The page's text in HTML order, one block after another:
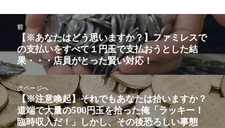
ゲ
ー
シ
ョ
ン
前
前
の
投
稿:
【※あなたはどう思いますか？】ファミレスで
の支払いをすべて１円玉で支払おうとした結
果・・・店員がとった賢い対応！
次ページへ
次
の
投
【※注意喚起】それでもあなたは拾いますか？
道端で大量の500円玉を拾った俺「ラッキー！
臨時収入だ！」しかし、その後恐ろしい事態